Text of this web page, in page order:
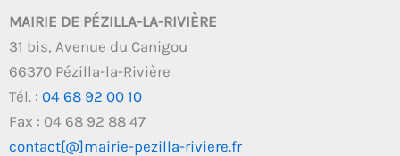
MAIRIE DE PÉZILLA-LA-RIVIÈRE
31 bis, Avenue du Canigou
66370 Pézilla-la-Rivière
Tél. : 04 68 92 00 10
Fax : 04 68 92 88 47
contact[@]mairie-pezilla-riviere.fr